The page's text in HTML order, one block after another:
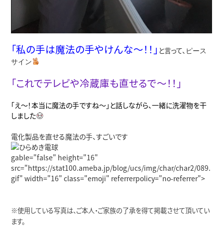
「私の手は魔法の手やけんな～！！」 と言って、 ピース
サイン
「これでテレビや冷蔵庫も直せるで～！！」
「え～！本当に魔法の手ですね～」と話しながら、一緒に洗濯物を干
しました
電化製品を直せる魔法の手、すごいです
gable="false" height="16"
src="https://stat100.ameba.jp/blog/ucs/img/char/char2/089.
gif" width="16" class="emoji" referrerpolicy="no-referrer">
※使用している写真は、ご本人・ご家族の了承を得て掲載させて頂いてい
ます。